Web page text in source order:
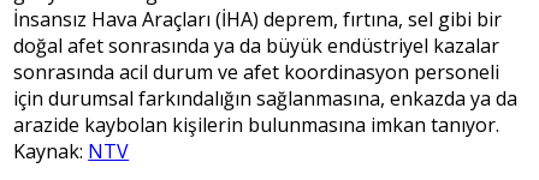
İnsansız Hava Araçları (İHA) deprem, fırtına, sel gibi bir
doğal afet sonrasında ya da büyük endüstriyel kazalar
sonrasında acil durum ve afet koordinasyon personeli
için durumsal farkındalığın sağlanmasına, enkazda ya da
arazide kaybolan kişilerin bulunmasına imkan tanıyor.
Kaynak: NTV